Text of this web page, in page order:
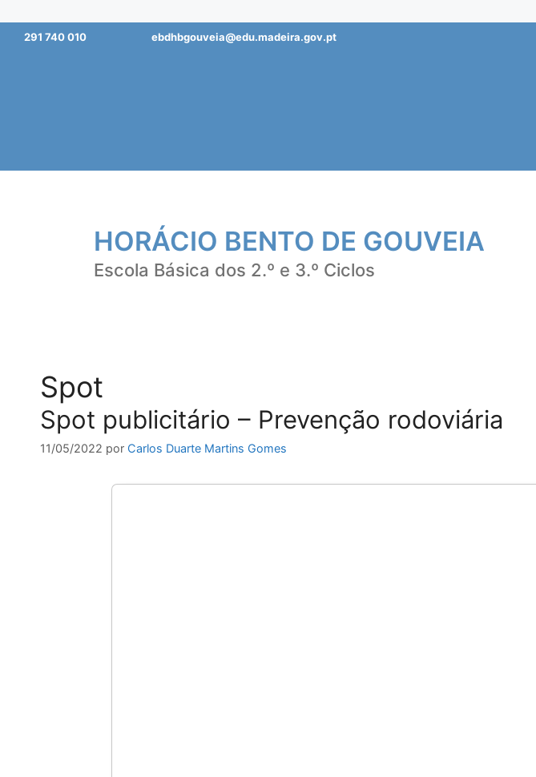
Saltar291 740 010 ebdhbgouveia@edu.madeira.gov.pt
HORÁCIO BENTO DE GOUVEIA
Escola Básica dos 2.º e 3.º Ciclos
Spot
Spot publicitário – Prevenção rodoviária
11/05/2022 por Carlos Duarte Martins Gomes